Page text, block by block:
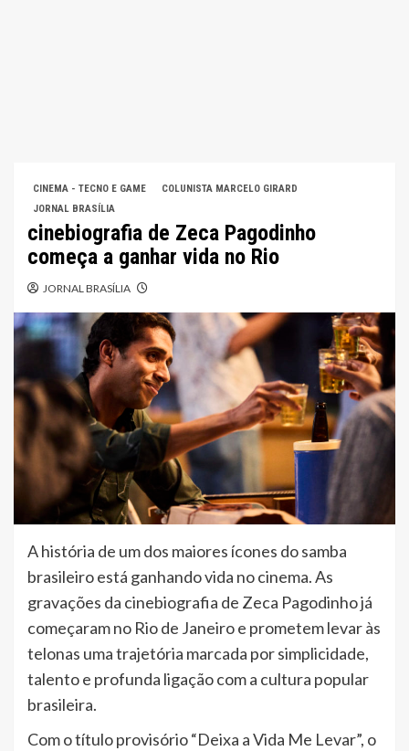
CINEMA - TECNO E GAME
COLUNISTA MARCELO GIRARD
JORNAL BRASÍLIA
cinebiografia de Zeca Pagodinho
começa a ganhar vida no Rio
JORNAL BRASÍLIA
A história de um dos maiores ícones do samba
brasileiro está ganhando vida no cinema. As
gravações da cinebiografia de Zeca Pagodinho já
começaram no Rio de Janeiro e prometem levar às
telonas uma trajetória marcada por simplicidade,
talento e profunda ligação com a cultura popular
brasileira.
Com o título provisório “Deixa a Vida Me Levar”, o